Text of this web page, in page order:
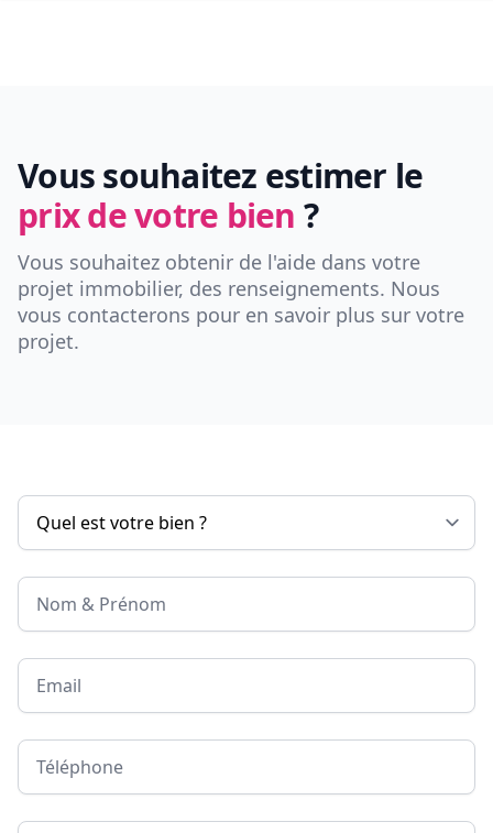
Vous souhaitez estimer le
prix de votre bien ?
Vous souhaitez obtenir de l'aide dans votre
projet immobilier, des renseignements. Nous
vous contacterons pour en savoir plus sur votre
projet.
Nom & Prénom
Email
Téléphone